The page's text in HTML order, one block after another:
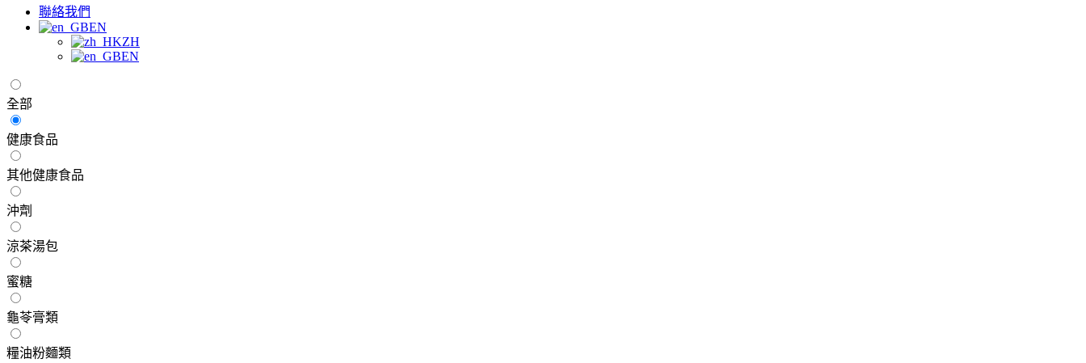
聯絡我們
EN
ZH
EN
全部
健康食品
其他健康食品
沖劑
涼茶湯包
蜜糖
龜苓膏類
糧油粉麵類